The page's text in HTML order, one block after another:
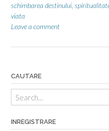
schimbarea destinului
viata
Leave a comment
CAUTARE
INREGISTRARE